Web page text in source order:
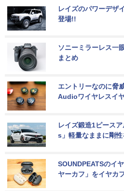
レイズのパワーデザ
登場!!
ソニーミラーレス一
まとめ
エントリーなのに脅
Audioワイヤレスイ
レイズ鍛造1ピース
s」軽量なままに剛性
SOUNDPEATSのイ
ヤーカフ」をイヤカ